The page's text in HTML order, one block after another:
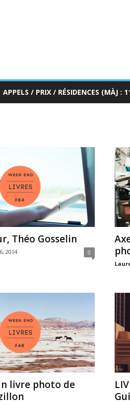
APPELS / PRIX / RÉSIDENCES (MÀJ :
Théo Gosselin
2014 0
livre photo de